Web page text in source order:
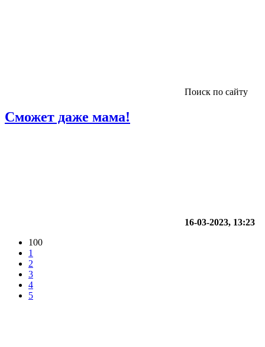
Поиск по сайту
Сможет даже мама!
16-03-2023, 13:23
100
1
2
3
4
5